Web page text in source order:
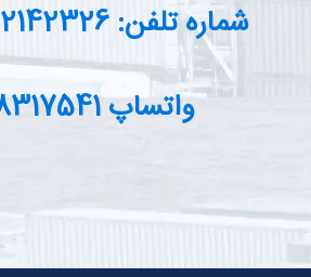
شماره تلفن: 02142326 سی خط
واتساپ 09018317541